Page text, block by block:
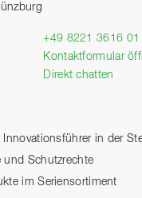
+49 8221 3616 01
Kontaktformular
Direkt chatten
Innovationsführer in der
und Schutzrechte
im Seriensortiment